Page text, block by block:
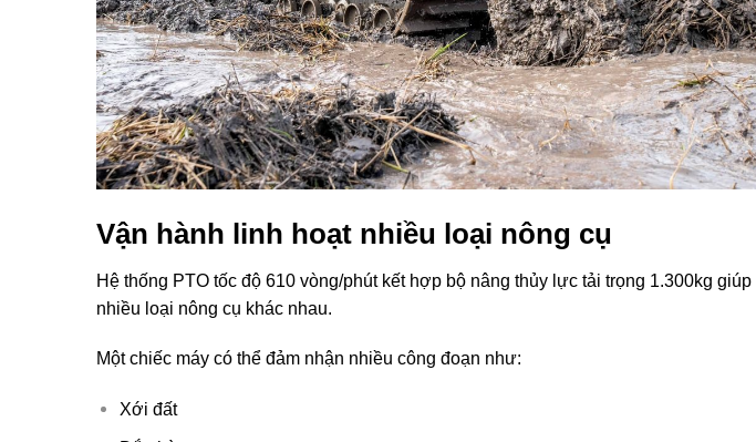
Vận hành linh hoạt nhiều loại nông cụ
Hệ thống PTO tốc độ 610 vòng/phút kết hợp bộ nâng thủy lực tải trọng 1.300kg
nhiều loại nông cụ khác nhau.
Một chiếc máy có thể đảm nhận nhiều công đoạn như:
Xới đất